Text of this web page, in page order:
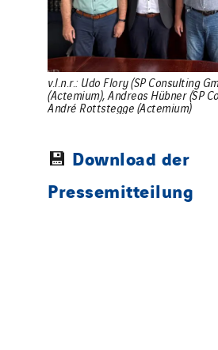
v.l.n.r.: Udo Flory (SP Consulting
(Actemium), Andreas Hübner (SP
André Rottstegge (Actemium)
💾 Download der
Pressemitteilung